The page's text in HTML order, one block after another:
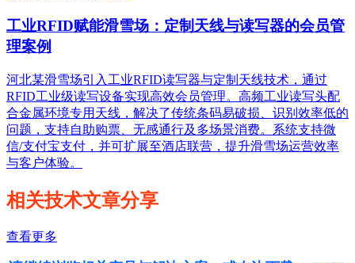
工业RFID赋能滑雪场：定制天线与读写器的会员管
理案例
河北某滑雪场引入工业RFID读写器与定制天线技术，通过
RFID工业级读写设备实现高效会员管理。高频工业读写头配
合金属环境专用天线，解决了传统条码易破损、识别效率低的
问题，支持自助购票、无感通行及多场景消费。系统支持微
信/支付宝支付，并可扩展至酒店联营，提升滑雪场运营效率
与客户体验。
相关技术文章分享
查看更多